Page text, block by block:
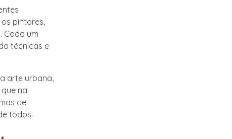
pintores,
Cada um
técnicas e
arte urbana,
na
de
todos.